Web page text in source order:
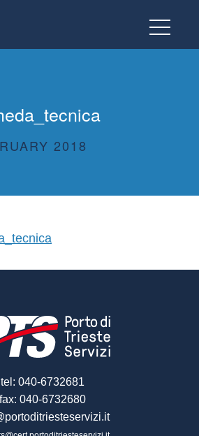
2018
tel: 040-6732681
fax: 040-6732680